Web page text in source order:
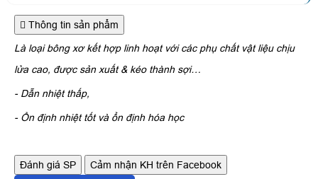
Thông tin sản phẩm
Là loại bông xơ kết hợp linh hoạt với các phụ chất vật liệu chịu
lửa cao, được sản xuất & kéo thành sợi…
- Dẫn nhiệt thấp,
- Ổn định nhiệt tốt và ổn định hóa học
Đánh giá SP Cảm nhận KH trên Facebook